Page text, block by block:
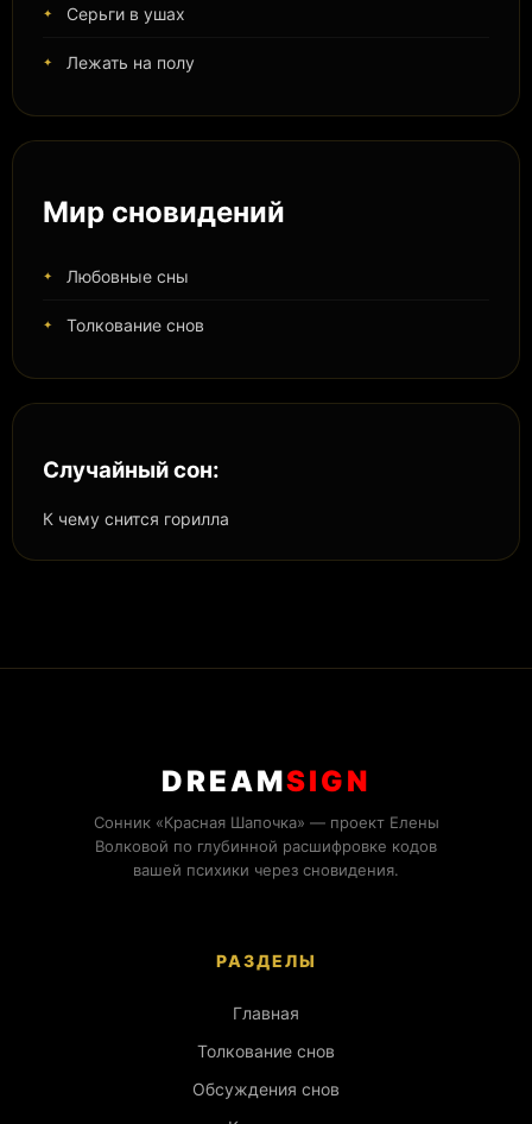
Серьги в ушах
Лежать на полу
Мир сновидений
Любовные сны
Толкование снов
Случайный сон:
К чему снится горилла
DREAMSIGN
Сонник «Красная Шапочка» — проект Елены
Волковой по глубинной расшифровке кодов
вашей психики через сновидения.
РАЗДЕЛЫ
Главная
Толкование снов
Обсуждения снов